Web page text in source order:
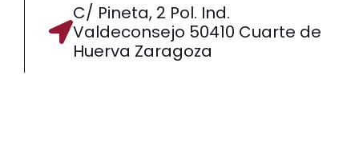
C/ Pineta, 2 Pol. Ind.
Valdeconsejo 50410 Cuarte de
Huerva Zaragoza